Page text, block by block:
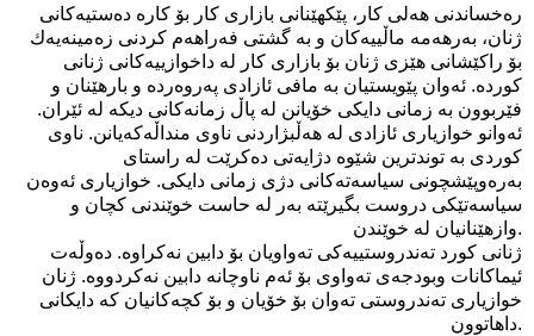
ره‌خساندنی هه‌لی كار، پێكهێنانی‌ بازاری‌ كار بۆ كاره‌ ده‌ستیه‌كانی‌
ژنان، به‌رهه‌مه‌ ماڵییه‌كان و به‌ گشتی‌ فه‌راهه‌م كردنی زه‌مینه‌یه‌ك
بۆ راكێشانی‌ هێزی‌ ژنان بۆ بازاری‌ كار له‌ داخوازییه‌كانی ژنانی
كورده‌. ئه‌وان پێویستیان به‌ مافی‌ ئازادی‌ په‌روه‌رده‌ و بارهێنان و
فێربوون به‌ زمانی‌ دایكی خۆیانن له‌ پاڵ زمانه‌كانی‌ دیكه‌ له‌ ئێران.
ئه‌وانو خوازیاری‌ ئازادی‌ له‌ هه‌ڵبژاردنی‌ ناوی‌ منداڵه‌كه‌یانن. ناوی
كوردی‌ به‌ توندترین شێوه‌ دژایه‌تی‌ ده‌كرێت له‌ راستای‌
به‌ره‌وپێشچونی‌ سیاسه‌ته‌كانی‌ دژی‌ زمانی‌ دایكی. خوازیاری ئه‌وه‌ن
سیاسه‌تێكی دروست بگیرێته‌ به‌ر له‌ حاست خوێندنی كچان و
وازهێنانیان له‌ خوێندن.
ژنانی‌ كورد ته‌ندروستییه‌كی ته‌واویان بۆ دابین نه‌كراوه‌. ده‌وڵه‌ت
ئیماكانات وبودجه‌ی‌ ته‌واوی بۆ ئه‌م ناوچانه‌ دابین نه‌كردووه‌. ژنان
خوازیاری‌ ته‌ندروستی ته‌وان بۆ خۆیان و بۆ كچه‌كانیان كه‌ دایكانی
داهاتوون.